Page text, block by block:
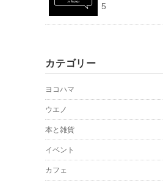
5
カテゴリー
ヨコハマ
ウエノ
本と雑貨
イベント
カフェ